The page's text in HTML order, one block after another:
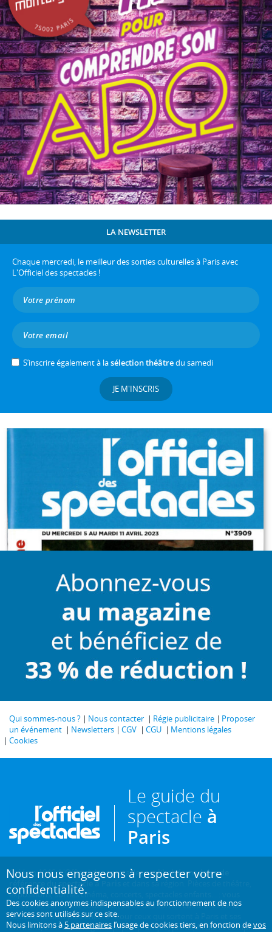
LA NEWSLETTER
Chaque mercredi, le meilleur des sorties culturelles à Paris avec
L'Officiel des spectacles !
S’inscrire également à lasélection théâtredu samedi
JE M'INSCRIS
Qui sommes-nous ? Nous contacter Régie publicitaire
Proposer
un événement
Newsletters CGV CGU
Mentions légales
Cookies
Le guide du
spectacle à
Paris
Créé en 1946, L'Officiel des spectacles estl'hebdomadaire de
référence du spectacle à Paris
et dans sa région. Pièces de théâtre,
expositions, sorties cinéma, concerts, spectacles enfants... : vous
trouverez sur ce site toute l'actualité des sorties culturelles de la
capitale, et bien plus encore ! Pour ceux qui sortent à Paris et ses
environs, c'est aussi le guide papier pratique, précis, fiable et complet.
Nous nous engageons à respecter votre
confidentialité.
Des cookies anonymes indispensables au fonctionnement de nos
services sont utilisés sur ce site.
Nous limitons à 5 partenaires l’usage de cookies tiers, en fonction devos